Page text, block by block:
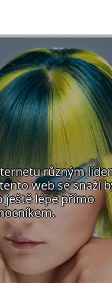
různým
web se snaží
ještě lépe přímo